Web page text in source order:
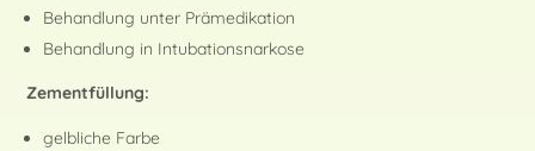
Behandlung unter Prämedikation
Behandlung in Intubationsnarkose
Zementfüllung:
gelbliche Farbe